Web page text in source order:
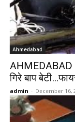
Ahmedabad
AHMEDABAD
गिरे बाप
admin - December 16,